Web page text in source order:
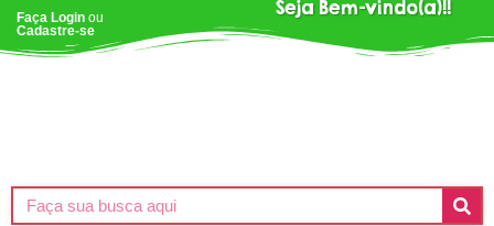
Faça Login ou
Cadastre-se
Seja Bem-vindo(a)!!